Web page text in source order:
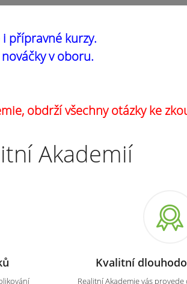
i přípravné kurzy.
v oboru.
obdrží všechny otázky ke
Akademií
Kvalitní
Realitní Akademie vás